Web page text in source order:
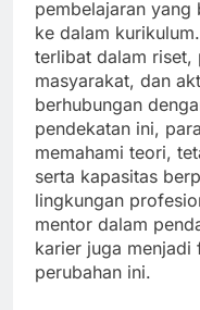
pembelajaran
ke dalam
terlibat dalam riset,
masyarakat, dan
berhubungan
pendekatan ini,
memahami teori,
serta kapasitas
lingkungan
mentor dalam
karier juga menjadi
perubahan ini.